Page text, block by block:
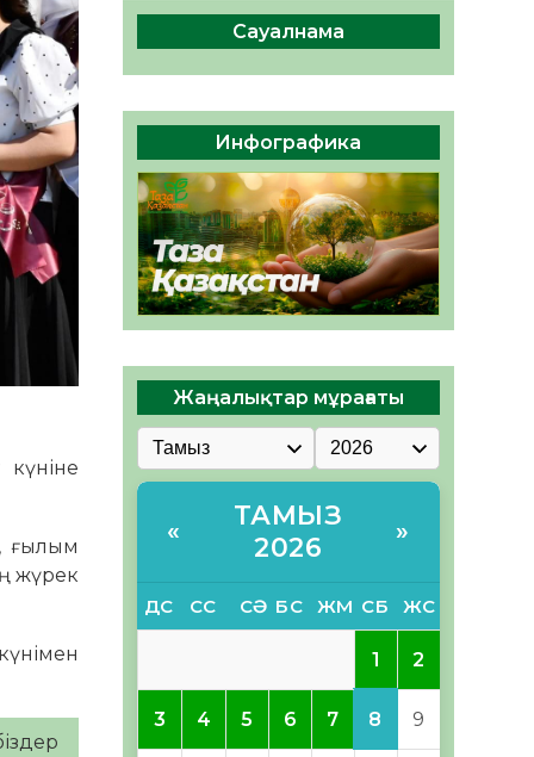
ғылым
жүрек
Руслан Рүстемұлы облыс
әкімінің кеңесшісі болып
тағайындалды
05.08.2026
43 0
Сауалнама
Инфографика
Жаңалықтар мұрағаты
«
ТАМЫЗ
2026
»
ДС СС СӘ БС ЖМ СБ ЖС
1 2
3 4 5 6 7 8 9